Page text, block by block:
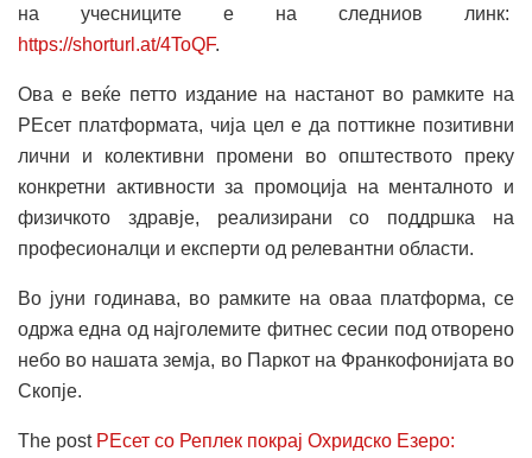
на учесниците е на следниов линк:
https://shorturl.at/4ToQF.
Ова е веќе петто издание на настанот во рамките на
РЕсет платформата, чија цел е да поттикне позитивни
лични и колективни промени во општеството преку
конкретни активности за промоција на менталното и
физичкото здравје, реализирани со поддршка на
професионалци и експерти од релевантни области.
Во јуни годинава, во рамките на оваа платформа, се
одржа една од најголемите фитнес сесии под отворено
небо во нашата земја, во Паркот на Франкофонијата во
Скопје.
The post РЕсет со Реплек покрај Охридско Eзеро: